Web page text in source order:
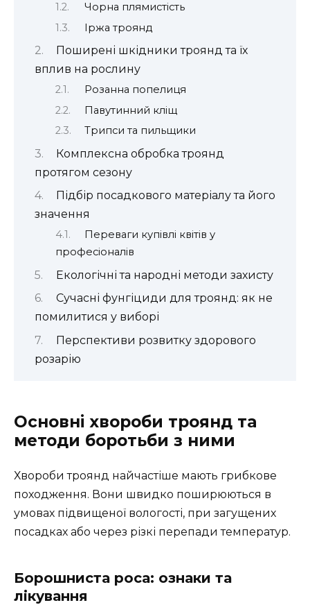
Чорна плямистість
Іржа троянд
Поширені шкідники троянд та їх
вплив на рослину
Розанна попелиця
Павутинний кліщ
Трипси та пильщики
Комплексна обробка троянд
протягом сезону
Підбір посадкового матеріалу та його
значення
Переваги купівлі квітів у
професіоналів
Екологічні та народні методи захисту
Сучасні фунгіциди для троянд: як не
помилитися у виборі
Перспективи розвитку здорового
розарію
Основні хвороби троянд та
методи боротьби з ними
Хвороби троянд найчастіше мають грибкове
походження. Вони швидко поширюються в
умовах підвищеної вологості, при загущених
посадках або через різкі перепади температур.
Борошниста роса: ознаки та
лікування